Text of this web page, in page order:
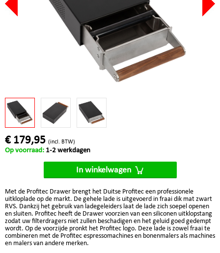
€ 179,95 (incl. BTW)
Op voorraad: 1-2 werkdagen
In winkelwagen
Met de Profitec Drawer brengt het Duitse Profitec een professionele
uitkloplade op de markt. De gehele lade is uitgevoerd in fraai dik mat zwart
RVS. Dankzij het gebruik van ladegeleiders laat de lade zich soepel openen
en sluiten. Profitec heeft de Drawer voorzien van een siliconen uitklopstang
zodat uw filterdragers niet zullen beschadigen en het geluid goed gedempt
wordt. Op de voorzijde pronkt het Profitec logo. Deze lade is zowel fraai te
combineren met de Profitec espressomachines en bonenmalers als machines
en malers van andere merken.